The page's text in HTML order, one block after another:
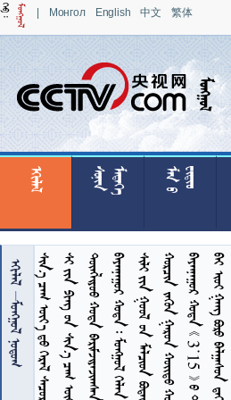
| Монгол English 中文 繁体
 








  







 


 